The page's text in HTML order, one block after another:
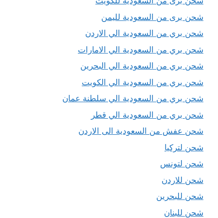
شحن برى من السعودية لليمن
شحن بري من السعودية الي الاردن
شحن بري من السعودية الي الامارات
شحن بري من السعودية الي البحرين
شحن بري من السعودية الي الكويت
شحن بري من السعودية الي سلطنة عمان
شحن بري من السعودية الي قطر
شحن عفش من السعودية الى الاردن
شحن لتركيا
شحن لتونس
شحن للاردن
شحن للبحرين
شحن للبنان